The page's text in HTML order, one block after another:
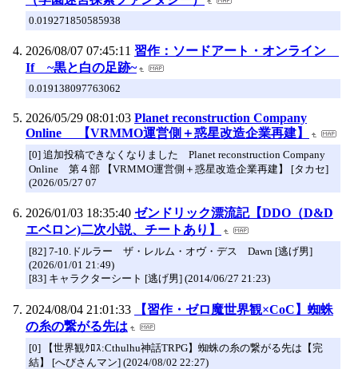
0.019271850585938
2026/08/07 07:45:11 習作：ソードアート・オンライン
If ~黒と白の足跡~
0.019138097763062
2026/05/29 08:01:03 Planet reconstruction Company
Online 【VRMMO運営側＋惑星改造企業再建】
[0] 追加投稿できなくなりました Planet reconstruction Company
Online 第４部 【VRMMO運営側＋惑星改造企業再建】 [タカセ]
(2026/05/27 07
2026/01/03 18:35:40 ゼンドリック漂流記【DDO（D&D
エベロン)二次小説、チートあり】
[82] 7-10.ドルラー ザ・レルム・オヴ・デス Dawn [逃げ男]
(2026/01/01 21:49)
[83] キャラクターシート [逃げ男] (2014/06/27 21:23)
2024/08/04 21:01:33
【習作・ゼロ魔世界観×CoC】蜘蛛
の糸の繋がる先は
[0] 【世界観ｸﾛｽ:Cthulhu神話TRPG】蜘蛛の糸の繋がる先は【完
結】 [へびさんマン] (2024/08/02 22:27)